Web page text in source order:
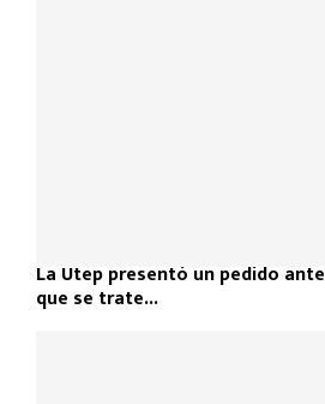
La Utep presentó un pedido
que se trate...